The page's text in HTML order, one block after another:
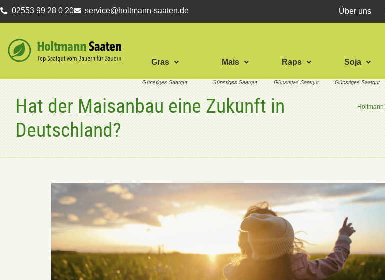
02553 99 28 0 20 service@holtmann-saaten.de Über uns
Gras Mais Raps Soja
Hat der Maisanbau eine Zukunft in
Deutschland?